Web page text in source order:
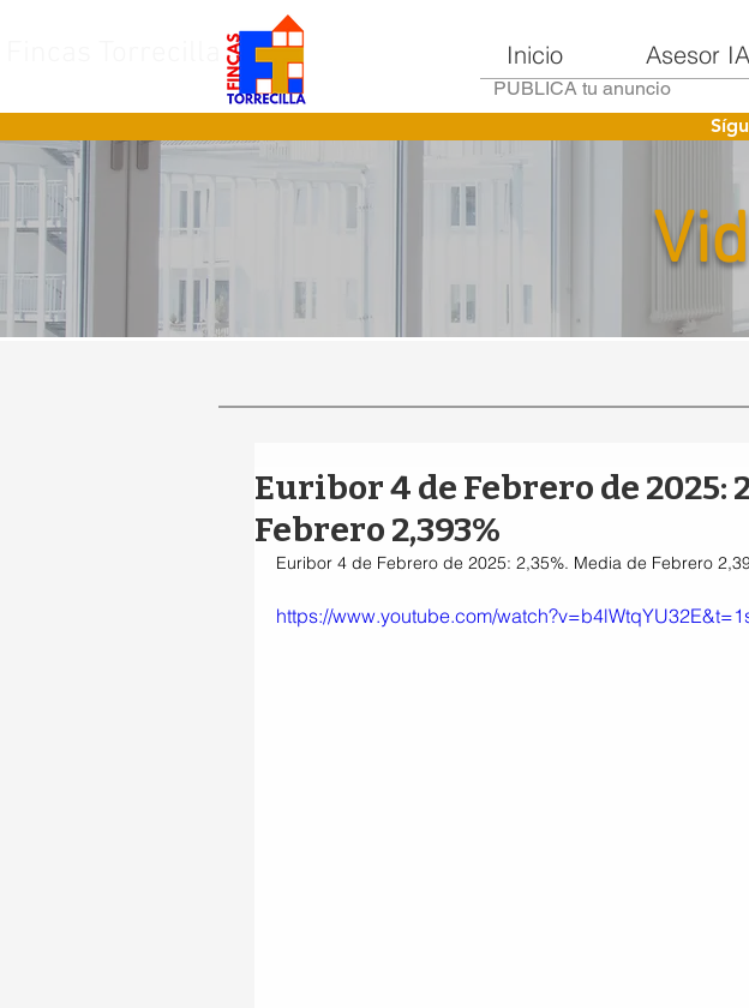
Inicio Asesor IA
PUBLICA tu anuncio
Euribor 4 de Febrero de 2025:
Febrero 2,393%
Euribor 4 de Febrero de 2025: 2,35%. Media de Febrero
https://www.youtube.com/